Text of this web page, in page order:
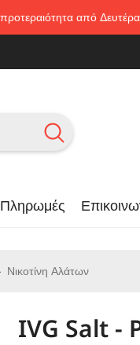
από
Πληρωμές
Νικοτίνη Αλάτων
IVG Salt -